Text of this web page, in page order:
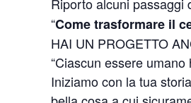
“Come trasformare il
HAI UN PROGETTO
“Ciascun essere
Iniziamo con la tua